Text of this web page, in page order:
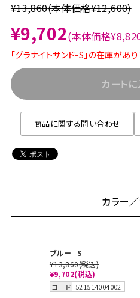
¥13,860(本体価格¥12,600)
¥9,702(本体価格
「グラナイトサンド-S」の在庫があり
カート
商品に関する問い合わせ
カラー
ブルー
S
¥13,860(税込)
¥9,702(税込)
コード 521514004002